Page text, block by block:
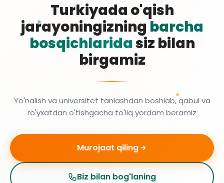
Turkiyada o'qish
jarayoningizning barcha
bosqichlaridasiz bilan
birgamiz
Yo'nalish va universitet tanlashdan boshlab, qabul va
ro'yxatdan o'tishgacha to'liq yordam beramiz
Murojaat qiling
Biz bilan bog'laning